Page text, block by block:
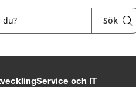
Sök
Service och IT